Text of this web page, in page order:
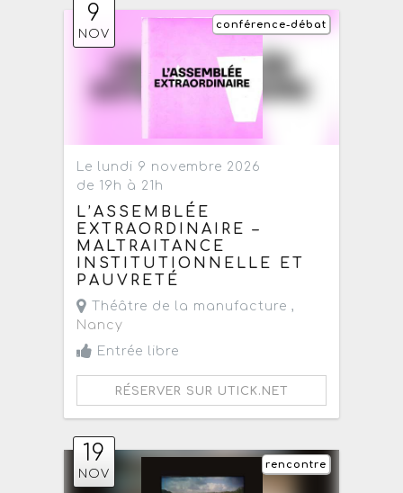
9
NOV
conférence-débat
Le lundi 9 novembre 2026
de 19h à 21h
L’ASSEMBLÉE
EXTRAORDINAIRE –
MALTRAITANCE
INSTITUTIONNELLE ET
PAUVRETÉ
Théâtre de la manufacture ,
Nancy
Entrée libre
RÉSERVER SUR UTICK.NET
19
NOV
rencontre